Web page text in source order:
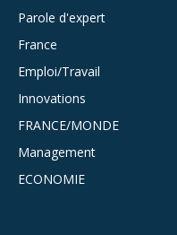
Parole d'expert
France
Emploi/Travail
Innovations
FRANCE/MONDE
Management
ECONOMIE